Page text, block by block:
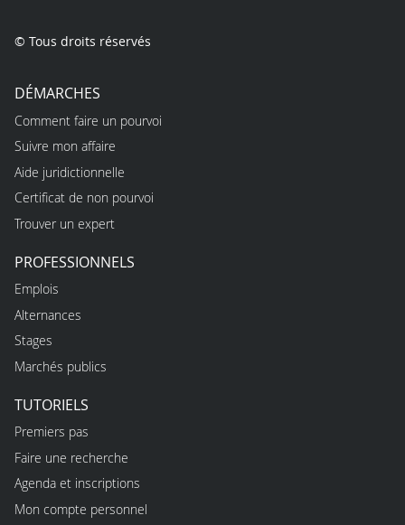
© Tous droits réservés
DÉMARCHES
Comment faire un pourvoi
Suivre mon affaire
Aide juridictionnelle
Certificat de non pourvoi
Trouver un expert
PROFESSIONNELS
Emplois
Alternances
Stages
Marchés publics
TUTORIELS
Premiers pas
Faire une recherche
Agenda et inscriptions
Mon compte personnel